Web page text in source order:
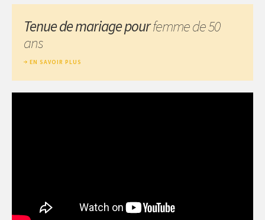
Tenue de mariage pourfemme de 50
ans
EN SAVOIR PLUS